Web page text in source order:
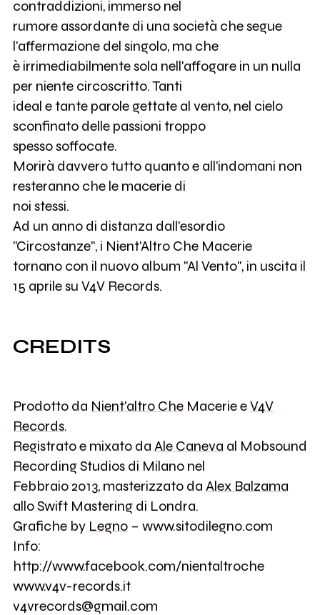
contraddizioni, immerso nel
rumore assordante di una società che segue
l'affermazione del singolo, ma che
è irrimediabilmente sola nell'affogare in un nulla
per niente circoscritto. Tanti
ideal e tante parole gettate al vento, nel cielo
sconfinato delle passioni troppo
spesso soffocate.
Morirà davvero tutto quanto e all'indomani non
resteranno che le macerie di
noi stessi.
Ad un anno di distanza dall'esordio
"Circostanze", i Nient'Altro Che Macerie
tornano con il nuovo album "Al Vento", in uscita il
15 aprile su V4V Records.
CREDITS
Prodotto da Nient'altro CheMacerie eV4V
Records.
Registrato e mixato da Ale Caneva al Mobsound
Recording Studios di Milano nel
Febbraio 2013, masterizzato da Alex Balzama
allo Swift Mastering di Londra.
Grafiche by Legno– www.sitodilegno.com
Info:
http://www.facebook.com/nientaltroche
www.v4v-records.it
v4vrecords@gmail.com